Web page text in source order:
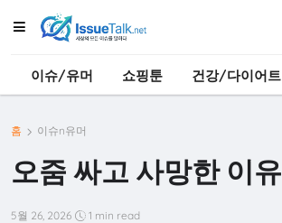
이슈/유머 쇼핑툰 건강/다이어트
홈 이슈n유머
오줌 싸고 사망한 이유
5월 26, 2026 1 min read